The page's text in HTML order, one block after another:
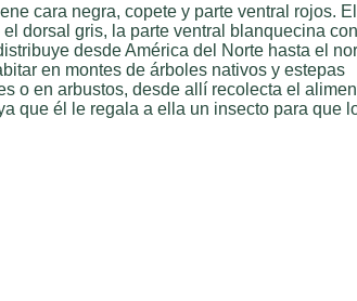
cara negra, copete y parte ventral rojos. El
dorsal gris, la parte ventral blanquecina con
desde América del Norte hasta el
en montes de árboles nativos y estepas
o en arbustos, desde allí recolecta el
que él le regala a ella un insecto para que